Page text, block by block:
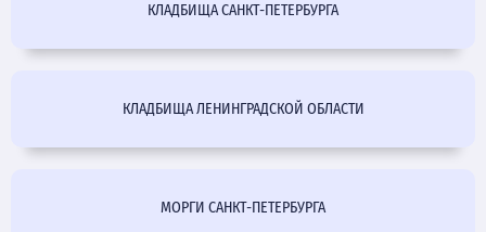
КЛАДБИЩА САНКТ-ПЕТЕРБУРГА
КЛАДБИЩА ЛЕНИНГРАДСКОЙ ОБЛАСТИ
МОРГИ САНКТ-ПЕТЕРБУРГА